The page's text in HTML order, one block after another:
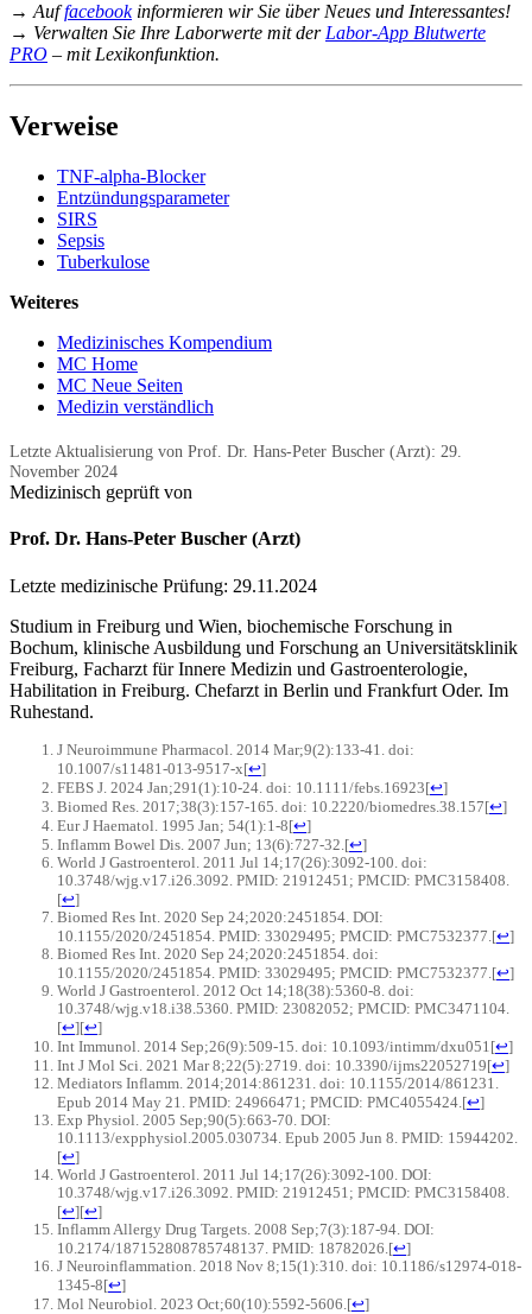
→ Auffacebookinformieren wir Sie über Neues und Interessantes!
→ Verwalten Sie Ihre Laborwerte mit der Labor-App Blutwerte
PRO – mit Lexikonfunktion.
Verweise
TNF-alpha-Blocker
Entzündungsparameter
SIRS
Sepsis
Tuberkulose
Weiteres
Medizinisches Kompendium
MC Home
MC Neue Seiten
Medizin verständlich
Letzte Aktualisierung von Prof. Dr. Hans-Peter Buscher (Arzt): 29.
November 2024
Medizinisch geprüft von
Prof. Dr. Hans-Peter Buscher (Arzt)
Letzte medizinische Prüfung: 29.11.2024
Studium in Freiburg und Wien, biochemische Forschung in
Bochum, klinische Ausbildung und Forschung an Universitätsklinik
Freiburg, Facharzt für Innere Medizin und Gastroenterologie,
Habilitation in Freiburg. Chefarzt in Berlin und Frankfurt Oder. Im
Ruhestand.
J Neuroimmune Pharmacol. 2014 Mar;9(2):133-41. doi:
10.1007/s11481-013-9517-x[↩]
FEBS J. 2024 Jan;291(1):10-24. doi: 10.1111/febs.16923[↩]
Biomed Res. 2017;38(3):157-165. doi: 10.2220/biomedres.38.157[↩]
Eur J Haematol. 1995 Jan; 54(1):1-8[↩]
Inflamm Bowel Dis. 2007 Jun; 13(6):727-32. [↩]
World J Gastroenterol. 2011 Jul 14;17(26):3092-100. doi:
10.3748/wjg.v17.i26.3092. PMID: 21912451; PMCID: PMC3158408.
[↩]
Biomed Res Int. 2020 Sep 24;2020:2451854. DOI:
10.1155/2020/2451854. PMID: 33029495; PMCID: PMC7532377. [↩]
Biomed Res Int. 2020 Sep 24;2020:2451854. doi:
10.1155/2020/2451854. PMID: 33029495; PMCID: PMC7532377. [↩]
World J Gastroenterol. 2012 Oct 14;18(38):5360-8. doi:
10.3748/wjg.v18.i38.5360. PMID: 23082052; PMCID: PMC3471104.
[↩][↩]
Int Immunol. 2014 Sep;26(9):509-15. doi: 10.1093/intimm/dxu051 [↩]
Int J Mol Sci. 2021 Mar 8;22(5):2719. doi: 10.3390/ijms22052719[↩]
Mediators Inflamm. 2014;2014:861231. doi: 10.1155/2014/861231.
Epub 2014 May 21. PMID: 24966471; PMCID: PMC4055424. [↩]
Exp Physiol. 2005 Sep;90(5):663-70. DOI:
10.1113/expphysiol.2005.030734. Epub 2005 Jun 8. PMID: 15944202.
[↩]
World J Gastroenterol. 2011 Jul 14;17(26):3092-100. DOI:
10.3748/wjg.v17.i26.3092. PMID: 21912451; PMCID: PMC3158408.
[↩][↩]
Inflamm Allergy Drug Targets. 2008 Sep;7(3):187-94. DOI:
10.2174/187152808785748137. PMID: 18782026. [↩]
J Neuroinflammation. 2018 Nov 8;15(1):310. doi: 10.1186/s12974-018-
1345-8[↩]
Mol Neurobiol. 2023 Oct;60(10):5592-5606. [↩]